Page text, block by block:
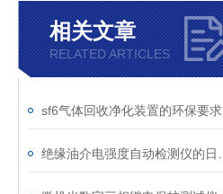
相关文章
RELATED ARTICLES
sf6气体回收净化装置的环保要求